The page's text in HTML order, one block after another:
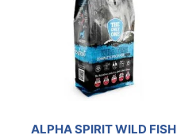
ALPHA SPIRIT WILD FISH